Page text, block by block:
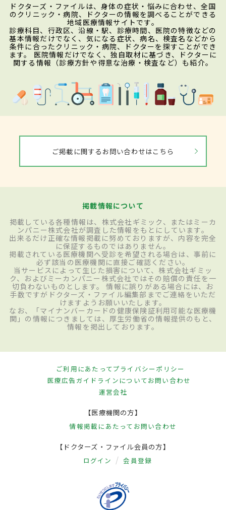
ドクターズ・ファイルは、身体の症状・悩みに合わせ、全国
のクリニック・病院、ドクターの情報を調べることができる
地域医療情報サイトです。
診療科目、行政区、沿線・駅、診療時間、医院の特徴などの
基本情報だけでなく、気になる症状、病名、検査名などから
条件に合ったクリニック・病院、ドクターを探すことができ
ます。 医院情報だけでなく、独自取材に基づき、ドクターに
関する情報（診療方針や得意な治療・検査など）も紹介。
ご掲載に関するお問い合わせはこちら
掲載情報について
掲載している各種情報は、株式会社ギミック、またはミーカ
ンパニー株式会社が調査した情報をもとにしています。
出来るだけ正確な情報掲載に努めておりますが、内容を完全
に保証するものではありません。
掲載されている医療機関へ受診を希望される場合は、事前に
必ず該当の医療機関に直接ご確認ください。
当サービスによって生じた損害について、株式会社ギミッ
ク、およびミーカンパニー株式会社ではその賠償の責任を一
切負わないものとします。 情報に誤りがある場合には、お
手数ですがドクターズ・ファイル編集部までご連絡をいただ
けますようお願いいたします。
なお、「マイナンバーカードの健康保険証利用可能な医療機
関」の情報につきましては、厚生労働省の情報提供のもと、
情報を掲出しております。
ご利用にあたってプライバシーポリシー
医療広告ガイドラインについてお問い合わせ
運営会社
【医療機関の方】
情報掲載にあたって お問い合わせ
【ドクターズ・ファイル会員の方】
ログイン 会員登録